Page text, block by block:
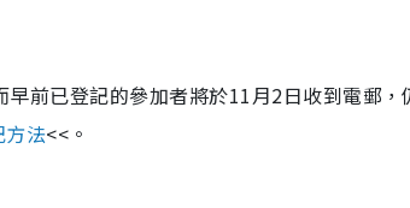
前已登記的參加者將於11月2日收到電郵，
方法<<。